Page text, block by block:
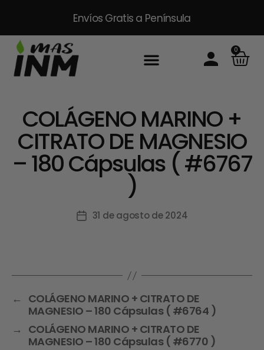
Envíos Gratis a Península
0
COLÁGENO MARINO +
CITRATO DE MAGNESIO
– 180 Cápsulas ( #6767
)
31 de agosto de 2024
← COLÁGENO MARINO + CITRATO DE
MAGNESIO – 180 Cápsulas ( #6764 )
→ COLÁGENO MARINO + CITRATO DE
MAGNESIO – 180 Cápsulas ( #6770 )